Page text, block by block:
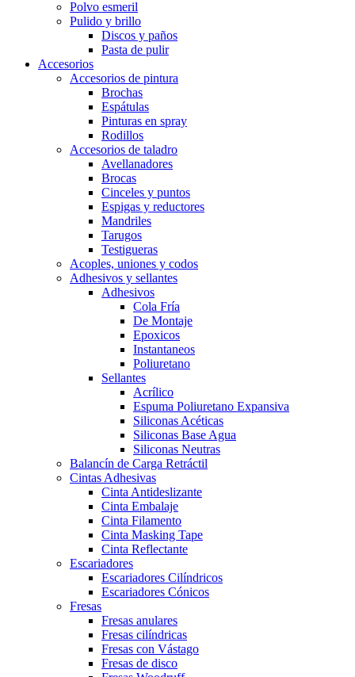
Polvo esmeril
Pulido y brillo
Discos y paños
Pasta de pulir
Accesorios
Accesorios de pintura
Brochas
Espátulas
Pinturas en spray
Rodillos
Accesorios de taladro
Avellanadores
Brocas
Cinceles y puntos
Espigas y reductores
Mandriles
Tarugos
Testigueras
Acoples, uniones y codos
Adhesivos y sellantes
Adhesivos
Cola Fría
De Montaje
Epoxicos
Instantaneos
Poliuretano
Sellantes
Acrílico
Espuma Poliuretano Expansiva
Siliconas Acéticas
Siliconas Base Agua
Siliconas Neutras
Balancín de Carga Retráctil
Cintas Adhesivas
Cinta Antideslizante
Cinta Embalaje
Cinta Filamento
Cinta Masking Tape
Cinta Reflectante
Escariadores
Escariadores Cilíndricos
Escariadores Cónicos
Fresas
Fresas anulares
Fresas cilíndricas
Fresas con Vástago
Fresas de disco